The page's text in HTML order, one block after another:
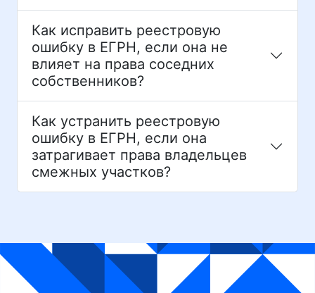
Как исправить реестровую
ошибку в ЕГРН, если она не
влияет на права соседних
собственников?
Как устранить реестровую
ошибку в ЕГРН, если она
затрагивает права владельцев
смежных участков?